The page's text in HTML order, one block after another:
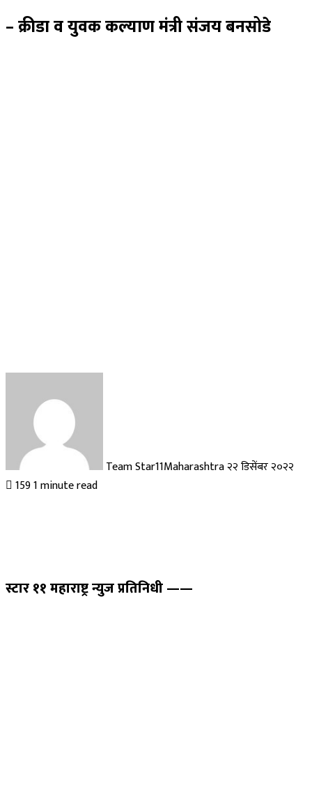
– क्रीडा व युवक कल्याण मंत्री संजय बनसोडे
Team Star11Maharashtra२२ डिसेंबर २०२२
1591 minute read
स्टार ११ महाराष्ट्र न्युज प्रतिनिधी ——